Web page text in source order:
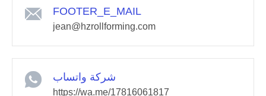
FOOTER_E_MAIL
jean@hzrollforming.com
شركة واتساب
https://wa.me/17816061817